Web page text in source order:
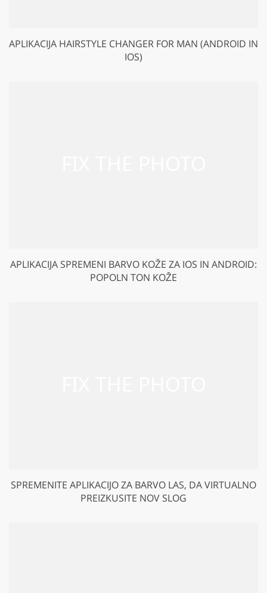
APLIKACIJA HAIRSTYLE CHANGER FOR MAN (ANDROID IN
IOS)
APLIKACIJA SPREMENI BARVO KOŽE ZA IOS IN ANDROID:
POPOLN TON KOŽE
SPREMENITE APLIKACIJO ZA BARVO LAS, DA VIRTUALNO
PREIZKUSITE NOV SLOG